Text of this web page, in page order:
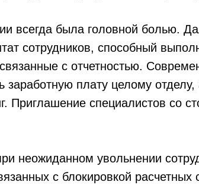
всегда была головной болью.
сотрудников, способный
с отчетностью.
заработную плату целому отделу,
Приглашение специалистов со
неожиданном увольнении
с блокировкой расчетных